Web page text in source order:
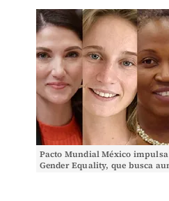
Pacto Mundial México
Gender Equality, que busca